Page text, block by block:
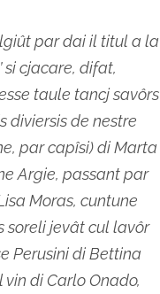
par dai il titul a la
si cjacare, difat,
taule tancj savôrs
diviersis de nestre
par capîsi) di Marta
Argie, passant par
Moras, cuntune
soreli jevât cul lavôr
Perusini di Bettina
di Carlo Onado,